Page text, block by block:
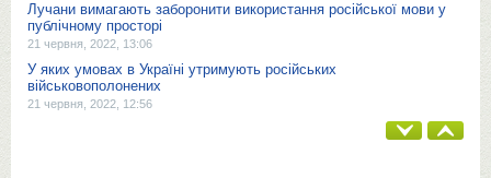
Лучани вимагають заборонити використання російської мови у
публічному просторі
21 червня, 2022, 13:06
У яких умовах в Україні утримують російських
військовополонених
21 червня, 2022, 12:56